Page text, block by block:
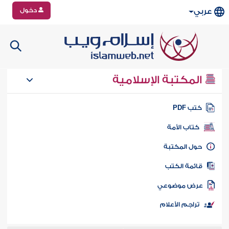
عربي دخول
المكتبة الإسلامية
كتب PDF
كتاب الأمة
المكتبة
الكتب
موضوعي